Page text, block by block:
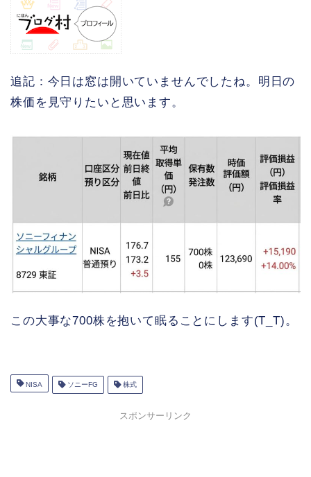
追記：今日は窓は開いていませんでしたね。明日の
株価を見守りたいと思います。
この大事な700株を抱いて眠ることにします(T_T)。
NISA ソニーFG 株式
スポンサーリンク